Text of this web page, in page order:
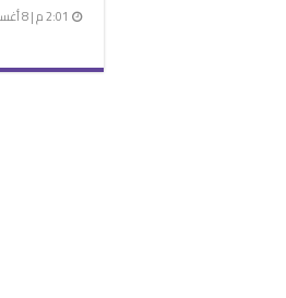
2:01 م | 8 أغسطس، 2026